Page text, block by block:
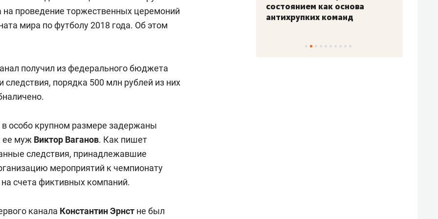
проведение торжественных церемоний
мира по футболу 2018 года. Об этом
получил из федерального бюджета
порядка 500 млн рублей из них
особо крупном размере задержаны
муж Виктор Ваганов. Как пишет
следствия, принадлежавшие
мероприятий к чемпионату
счета фиктивных компаний.
канала Константин Эрнст не был
состоянием как основа
антихрупких команд
«Гонка Героев»